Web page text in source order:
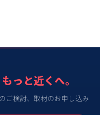
もっと近くへ。
ご検討、取材のお申し込み